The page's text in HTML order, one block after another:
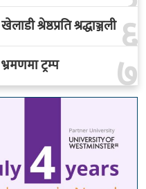
६
श्रेष्ठप्रति श्रद्धाञ्जली
७
ट्रम्प